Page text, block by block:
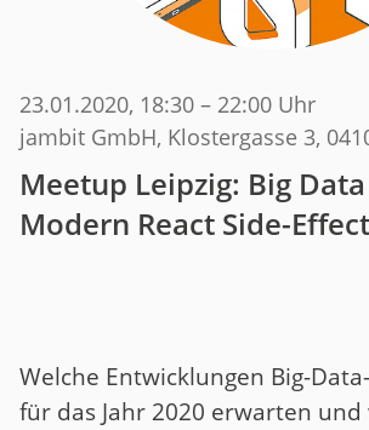
23.01.2020, 18:30 – 22:00 Uhr
jambit GmbH, Klostergasse 3,
Meetup Leipzig: Big
Modern React Side-
Welche Entwicklungen Big-
für das Jahr 2020 erwarten und